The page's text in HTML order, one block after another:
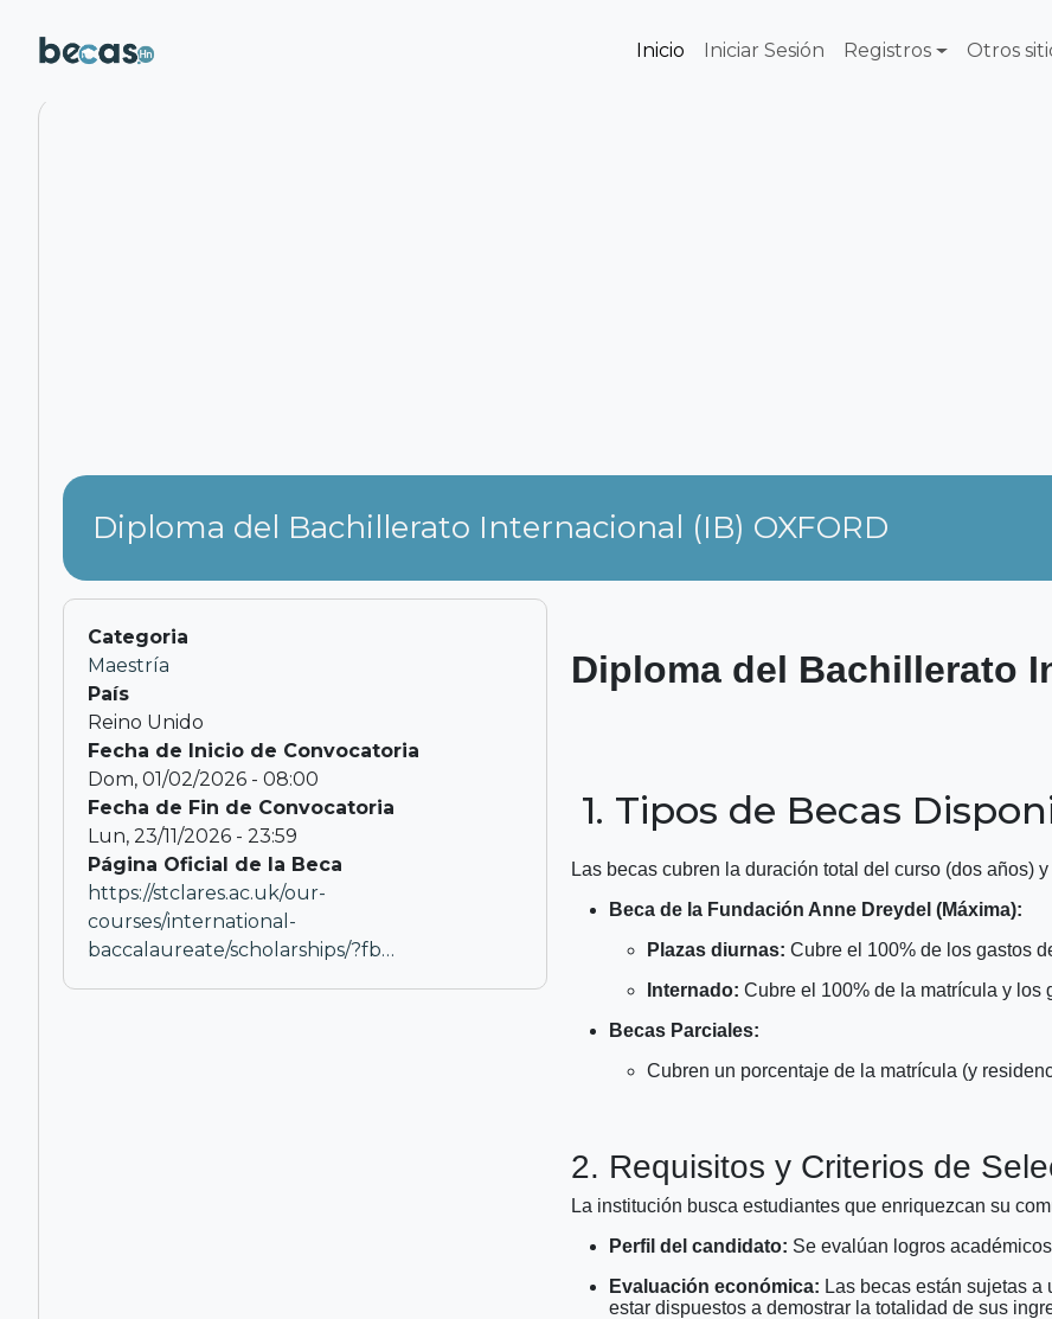
Pasar al contenido principal
Inicio Iniciar Sesión Registros Otros
Diploma del Bachillerato Internacional (IB) OXFORD
Categoria
Maestría
País
Reino Unido
Fecha de Inicio de Convocatoria
Dom, 01/02/2026 - 08:00
Fecha de Fin de Convocatoria
Lun, 23/11/2026 - 23:59
Página Oficial de la Beca
https://stclares.ac.uk/our-
courses/international-
baccalaureate/scholarships/?fb…
Diploma del Bachillerato
1. Tipos de Becas
Las becas cubren la duración total del curso (dos años)
Beca de la Fundación Anne Dreydel (Máxima):
Plazas diurnas: Cubre el 100% de los gastos
Internado: Cubre el 100% de la matrícula y los
Becas Parciales:
Cubren un porcentaje de la matrícula (y
2. Requisitos y Criterios de
La institución busca estudiantes que enriquezcan su
Perfil del candidato: Se evalúan logros
Evaluación económica: Las becas están sujetas
estar dispuestos a demostrar la totalidad de sus